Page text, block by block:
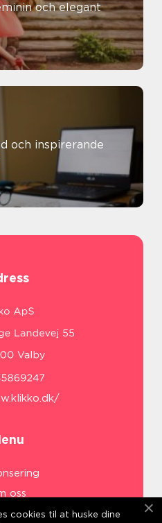
och elegant
och inspirerande
oss
cookies til at huske dine